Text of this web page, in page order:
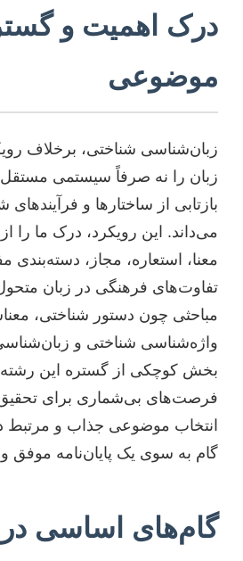
درک اهمیت و
موضوعی
زبان‌شناسی شناختی، برخلاف
زبان را نه صرفاً سیستمی مستقل
بازتابی از ساختارها و فرآیندهای
می‌داند. این رویکرد، درک ما
معنا، استعاره، مجاز، دسته‌بندی
تفاوت‌های فرهنگی در زبان
مباحثی چون دستور شناختی،
واژه‌شناسی شناختی و زبان‌شناسی
بخش کوچکی از گستره این
فرصت‌های بی‌شماری برای تحقیق
انتخاب موضوعی جذاب و مرتبط
گام به سوی یک پایان‌نامه موفق و
گام‌های اساسی در